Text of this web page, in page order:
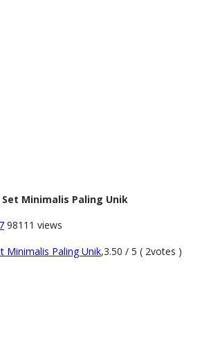
Minimalis Paling Unik
98111 views
Minimalis Paling Unik,3.50 / 5 ( 2votes )